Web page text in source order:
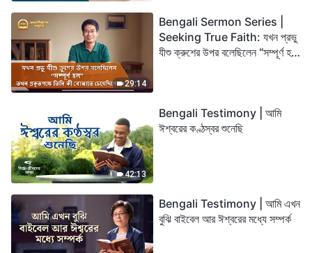
29:14
Bengali Sermon Series |
Seeking True Faith: যখন প্রভু
যীশু ক্রুশের উপর বলেছিলেন “সম্পূর্ণ হল”
42:13
Bengali Testimony | আমি
ঈশ্বরের কণ্ঠস্বর শুনেছি
Bengali Testimony | আমি এখন
বুঝি বাইবেল আর ঈশ্বরের মধ্যে সম্পর্ক